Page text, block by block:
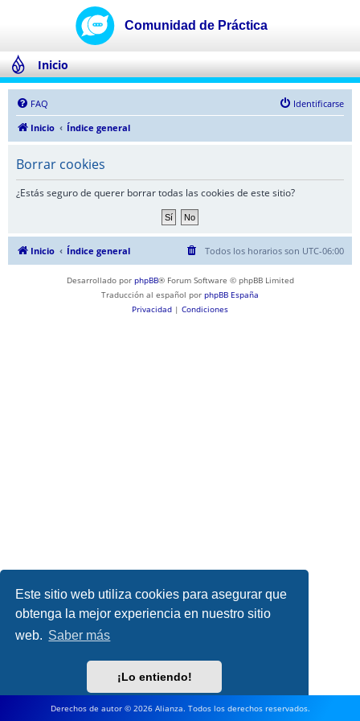
Este sitio web utiliza cookies para asegurar que
obtenga la mejor experiencia en nuestro sitio
web. Saber más
¡Lo entiendo!
Inicio
FAQ
Identificarse
Inicio
Índice general
Borrar cookies
¿Estás seguro de querer borrar todas las cookies de este sitio?
Inicio Índice general Todos los horarios son UTC-06:00
Desarrollado por phpBB® Forum Software © phpBB Limited
Traducción al español por phpBB España
Privacidad | Condiciones
Derechos de autor © 2026 Alianza. Todos los derechos reservados.